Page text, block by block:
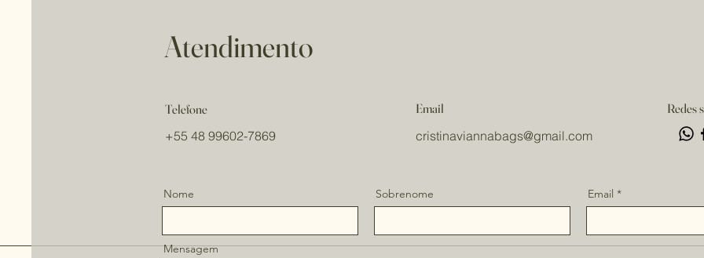
Atendimento
Telefone
+55 48 99602-7869
Email
cristinaviannabags@gmail.com
Redes
Nome Sobrenome Email
Mensagem